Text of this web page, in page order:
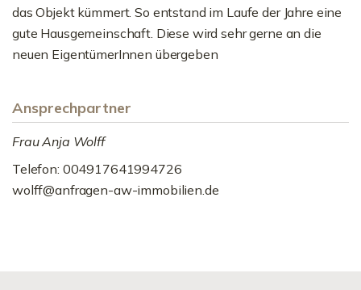
das Objekt kümmert. So entstand im Laufe der Jahre eine
gute Hausgemeinschaft. Diese wird sehr gerne an die
neuen EigentümerInnen übergeben
Ansprechpartner
Frau Anja Wolff
Telefon: 004917641994726
wolff@anfragen-aw-immobilien.de